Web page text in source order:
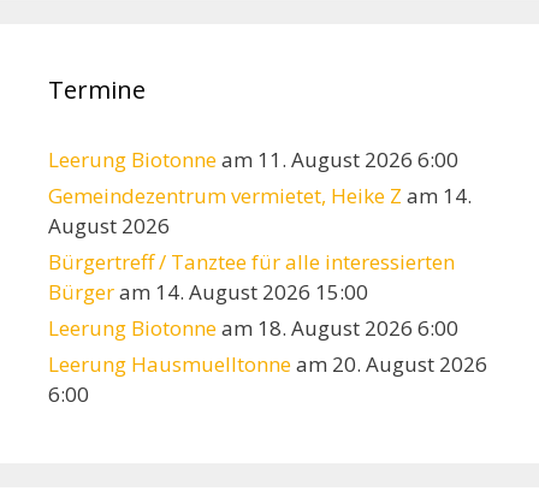
Termine
Leerung Biotonneam 11. August 2026 6:00
Gemeindezentrum vermietet, Heike Z am 14.
August 2026
Bürgertreff / Tanztee für alle interessierten
Bürgeram 14. August 2026 15:00
Leerung Biotonneam 18. August 2026 6:00
Leerung Hausmuelltonneam 20. August 2026
6:00